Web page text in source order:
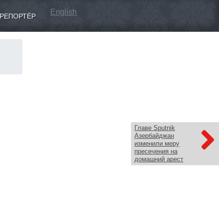
English
Главе Sputnik
Азербайджан
изменили меру
пресечения на
домашний арест